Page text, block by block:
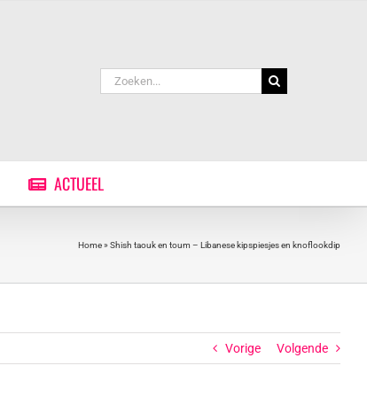
Zoeken
naar:
ACTUEEL
Home» Shish taouk en toum – Libanese kipspiesjes en knoflookdip
Vorige Volgende